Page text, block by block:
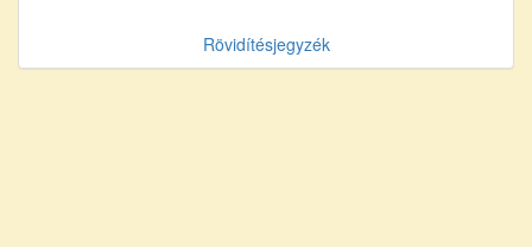
Rövidítésjegyzék